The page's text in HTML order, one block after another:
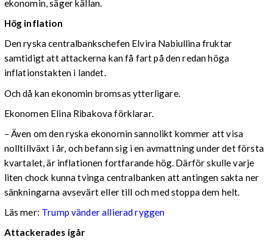
ekonomin, säger källan.
Hög inflation
Den ryska centralbankschefen Elvira Nabiullina fruktar
samtidigt att attackerna kan få fart på den redan höga
inflationstakten i landet.
Och då kan ekonomin bromsas ytterligare.
Ekonomen Elina Ribakova förklarar.
– Även om den ryska ekonomin sannolikt kommer att visa
nolltillväxt i år, och befann sig i en avmattning under det första
kvartalet, är inflationen fortfarande hög. Därför skulle varje
liten chock kunna tvinga centralbanken att antingen sakta ner
sänkningarna avsevärt eller till och med stoppa dem helt.
Läs mer: Trump vänder allierad ryggen
Attackerades igår